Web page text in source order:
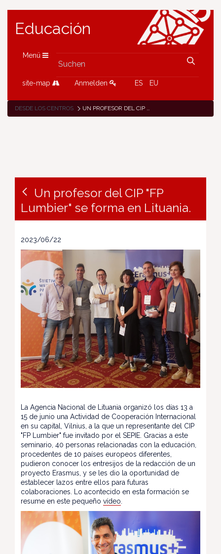
Educación
Menü
site-map Anmelden ES EU
DESDE LOS CENTROS UN PROFESOR DEL CIP "FP LUMBIER" SE FORMA EN LITUANIA.
Un profesor del CIP "FP
Lumbier" se forma en Lituania.
2023/06/22
La Agencia Nacional de Lituania organizó los días 13 a
15 de junio una Actividad de Cooperación Internacional
en su capital, Vilnius, a la que un representante del CIP
"FP Lumbier" fue invitado por el SEPIE. Gracias a este
seminario, 40 personas relacionadas con la educación,
procedentes de 10 países europeos diferentes,
pudieron conocer los entresijos de la redacción de un
proyecto Erasmus, y se les dio la oportunidad de
establecer lazos entre ellos para futuras
colaboraciones. Lo acontecido en esta formación se
resume en este pequeño vídeo.